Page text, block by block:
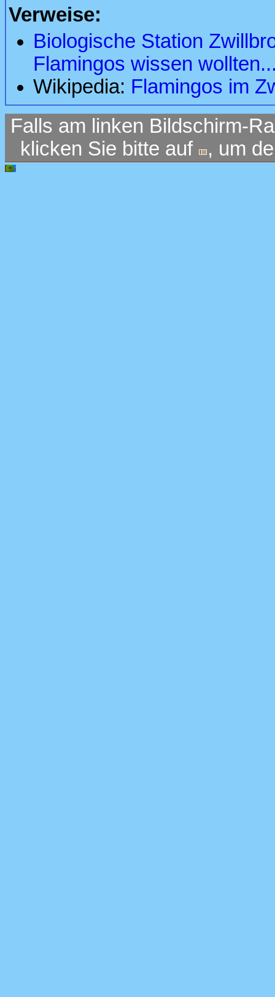
Verweise:
Biologische Station
Flamingos wissen
Wikipedia: Flamingos im
Falls am linken Bildschirm-
klicken Sie bitte auf
, um